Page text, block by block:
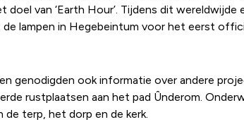
doel van ‘Earth Hour’. Tijdens dit
lampen in Hegebeintum voor het eerst
genodigden ook informatie over andere
rustplaatsen aan het pad Ûnderom.
de terp, het dorp en de kerk.